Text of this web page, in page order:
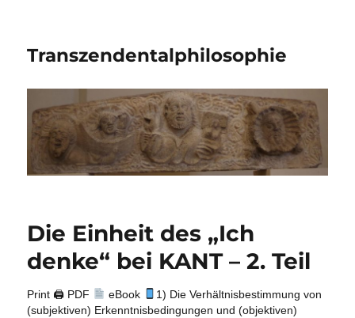
Transzendentalphilosophie
Die Einheit des „Ich
denke“ bei KANT – 2. Teil
Print 🖨 PDF eBook
1) Die Verhältnisbestimmung von
(subjektiven) Erkenntnisbedingungen und (objektiven)